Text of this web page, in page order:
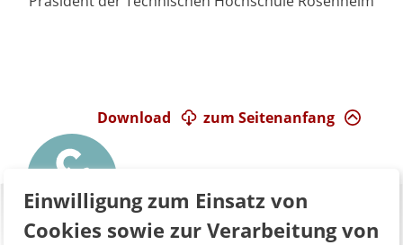
zum Seitenanfang
Download
Einwilligung zum Einsatz von
Cookies sowie zur Verarbeitung von